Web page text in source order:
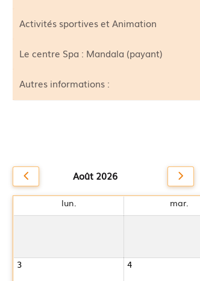
Activités sportives et Animation
Le centre Spa : Mandala (payant)
Autres informations :
Août 2026
lun. mar.
3 4